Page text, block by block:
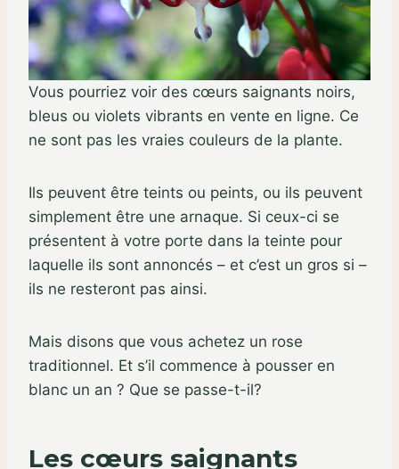
Vous pourriez voir des cœurs saignants noirs,
bleus ou violets vibrants en vente en ligne. Ce
ne sont pas les vraies couleurs de la plante.
Ils peuvent être teints ou peints, ou ils peuvent
simplement être une arnaque. Si ceux-ci se
présentent à votre porte dans la teinte pour
laquelle ils sont annoncés – et c’est un gros si –
ils ne resteront pas ainsi.
Mais disons que vous achetez un rose
traditionnel. Et s’il commence à pousser en
blanc un an ? Que se passe-t-il?
Les cœurs saignants